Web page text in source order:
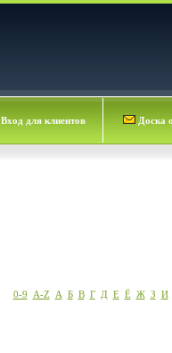
Вход для клиентов Доска
0-9 A-Z А Б В Г Д Е Ё Ж З И